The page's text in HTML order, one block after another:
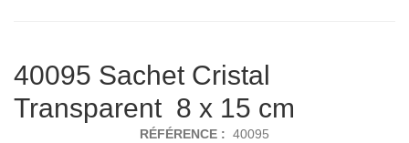
40095 Sachet Cristal
Transparent 8 x 15 cm
RÉFÉRENCE : 40095